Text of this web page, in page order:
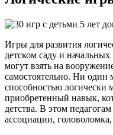
Игры для развития
детском саду и начальных
могут взять на
самостоятельно. Ни один
способностью логически
приобретенный навык,
детства. В этом
ассоциации,